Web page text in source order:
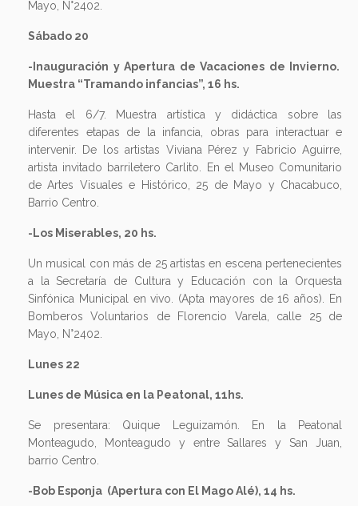
Mayo, N°2402.
Sábado 20
-Inauguración y Apertura de Vacaciones de Invierno.
Muestra “Tramando infancias”, 16 hs.
Hasta el 6/7. Muestra artística y didáctica sobre las
diferentes etapas de la infancia, obras para interactuar e
intervenir. De los artistas Viviana Pérez y Fabricio Aguirre,
artista invitado barriletero Carlito. En el Museo Comunitario
de Artes Visuales e Histórico, 25 de Mayo y Chacabuco,
Barrio Centro.
-Los Miserables, 20 hs.
Un musical con más de 25 artistas en escena pertenecientes
a la Secretaría de Cultura y Educación con la Orquesta
Sinfónica Municipal en vivo. (Apta mayores de 16 años). En
Bomberos Voluntarios de Florencio Varela, calle 25 de
Mayo, N°2402.
Lunes 22
Lunes de Música en la Peatonal, 11hs.
Se presentara: Quique Leguizamón. En la Peatonal
Monteagudo, Monteagudo y entre Sallares y San Juan,
barrio Centro.
-Bob Esponja (Apertura con El Mago Alé), 14 hs.